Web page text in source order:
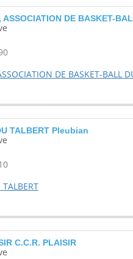
ASSOCIATION DE BASKET-
DE BASKET-BALL
TALBERT Pleubian
TALBERT
C.C.R. PLAISIR